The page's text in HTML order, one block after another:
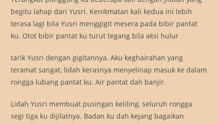
begitu lahap dari Yusri. Kenikmatan kali kedua ini lebih
terasa lagi bila Yusri menggigit mesera pada bibir pantat
ku. Otot bibir pantat ku turut tegang bila aksi hulur
tarik Yusri dengan gigitannya. Aku keghairahan yang
teramat sangat, lidah kerasnya menyelinap masuk ke dalam
rongga lubang pantat ku. Air pantat dah banjir.
Lidah Yusri membuat pusingan keliling, seluruh rongga
segi tiga ku dijilatnya. Badan ku dah kejang bagaikan